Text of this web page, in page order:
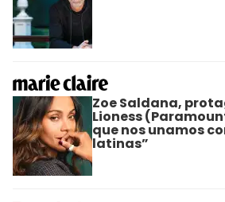
Zoe Saldana,
Lioness
que nos unamos
latinas”